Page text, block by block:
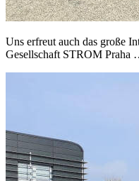
Uns erfreut auch das große
Gesellschaft STROM Praha